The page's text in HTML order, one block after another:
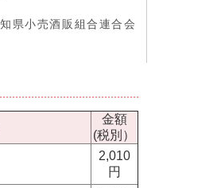
県小売酒販組合連合会
金額
(税別）
2,010
円